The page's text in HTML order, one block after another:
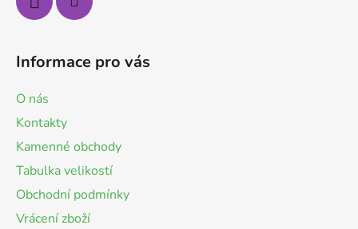
Informace pro vás
O nás
Kontakty
Kamenné obchody
Tabulka velikostí
Obchodní podmínky
Vrácení zboží